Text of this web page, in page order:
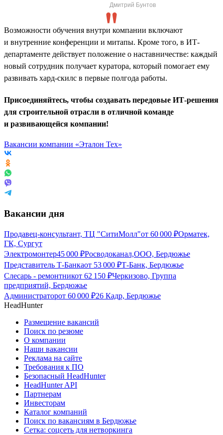
Дмитрий Бунтов
Возможности обучения внутри компании включают
и внутренние конференции и митапы. Кроме того, в ИТ-
департаменте действует положение о наставничестве: каждый
новый сотрудник получает куратора, который помогает ему
развивать хард-скилс в первые полгода работы.
Присоединяйтесь, чтобы создавать передовые ИТ-решения
для строительной отрасли в отличной команде
и развивающейся компании!
Вакансии компании «Эталон Тех»
Вакансии дня
Продавец-консультант, ТЦ "СитиМолл"от 60 000 ₽Орматек,
ГК, Сургут
Электромонтер45 000 ₽Росводоканал,ООО, Бердюжье
Представитель Т-Банкаот 53 000 ₽Т-Банк, Бердюжье
Слесарь - ремонтникот 62 150 ₽Черкизово, Группа
предприятий, Бердюжье
Администраторот 60 000 ₽26 Кадр, Бердюжье
HeadHunter
Размещение вакансий
Поиск по резюме
О компании
Наши вакансии
Реклама на сайте
Требования к ПО
Безопасный HeadHunter
HeadHunter API
Партнерам
Инвесторам
Каталог компаний
Поиск по вакансиям в Бердюжье
Сетка: соцсеть для нетворкинга